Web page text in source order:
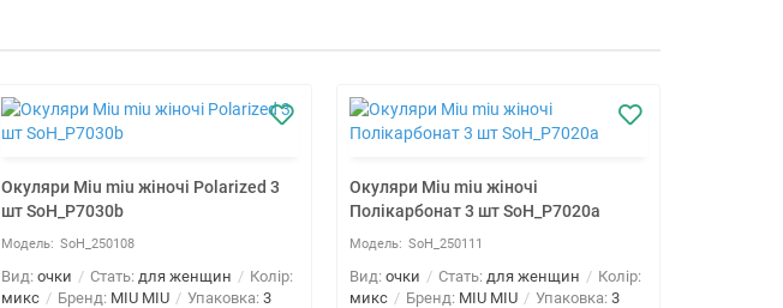
Окуляри Miu miu жіночі Polarized 3
шт SoH_P7030b
SoH_250108
Вид: очки Стать: для женщин
Колір:
микс
Бренд: MIU MIU Упаковка: 3
Окуляри Miu miu жіночі
Полікарбонат 3 шт SoH_P7020a
SoH_250111
Вид: очки Стать: для женщин
Колір:
микс
Бренд: MIU MIU Упаковка: 3